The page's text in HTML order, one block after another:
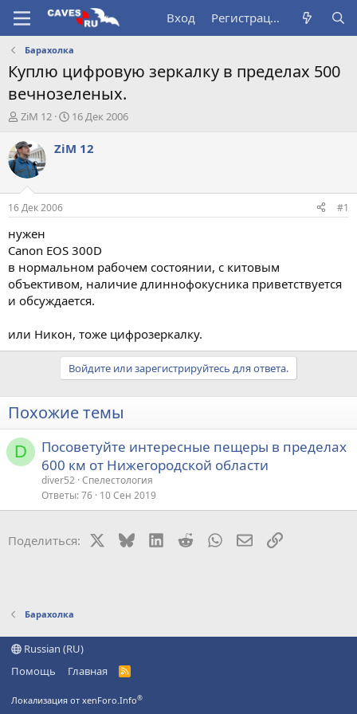
Вход Регистрация
Барахолка
Куплю цифровую зеркалку в пределах 500
вечнозеленых.
А
т
о
р
т
е
м
ы
ZiM 12
Д
т
а
а
16 Дек 2006
ZiM 12
16 Дек 2006 #1
нужен
Canon EOS 300D
в нормальном рабочем состоянии, с китовым
объективом, наличие длиннофокусника приветствуется
и обсуждается.
или Никон, тоже цифрозеркалку.
Войдите или зарегистрируйтесь для ответа.
Похожие темы
D
Посоветуйте интересные пещеры в пределах
600 км от Нижегородской области
diver52 Спелестология
Ответы 76 10 Сен 2019
Поделиться: BlueskyLinkedIn
RedditWhatsAppЭлектронная
Ссылка
Барахолка
Russian (RU)
Помощь
Главная
R
Локализация от xenForo.Info®